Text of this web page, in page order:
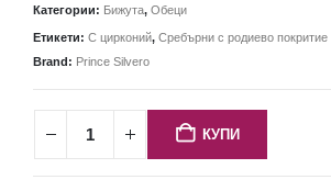
Категории: Бижута, Обеци
Етикети: С цирконий, Сребърни с родиево покритие
Brand: Prince Silvero
КУПИ